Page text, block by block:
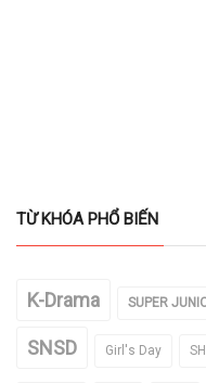
TỪ KHÓA PHỔ BIẾN
K-Drama SUPER
SNSD Girl's Day